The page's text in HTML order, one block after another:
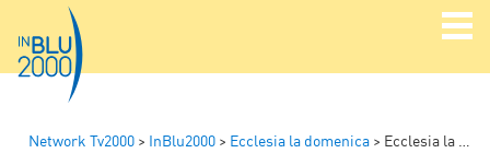
Network Tv2000 > InBlu2000 > Ecclesia la domenica > Ecclesia la domenica alle 9. Giornata Mondiale della Gioventù nelle diocesi – puntata del 9 aprile 2017